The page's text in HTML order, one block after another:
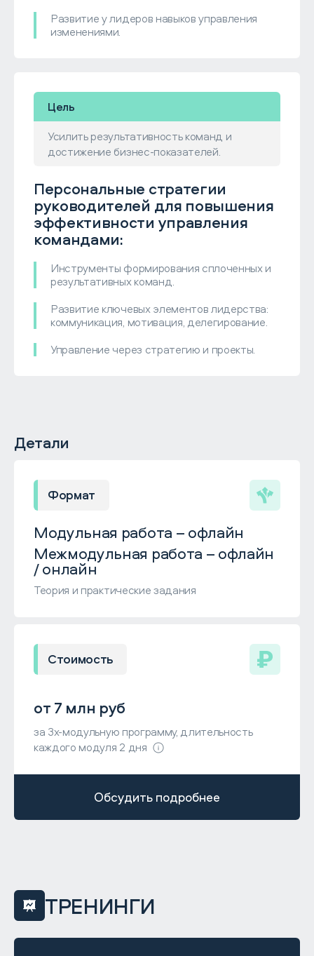
Развитие у лидеров навыков управления
изменениями.
Цель
Усилить результативность команд и
достижение бизнес-показателей.
Персональные стратегии
руководителей для повышения
эффективности управления
командами:
Инструменты формирования сплоченных и
результативных команд.
Развитие ключевых элементов лидерства:
коммуникация, мотивация, делегирование.
Управление через стратегию и проекты.
Детали
Формат
Модульная работа – офлайн
Межмодульная работа – офлайн
/ онлайн
Теория и практические задания
Стоимость
от 7 млн руб
за 3х-модульную программу, длительность
каждого модуля 2 дня
Обсудить подробнее
ТРЕНИНГИ